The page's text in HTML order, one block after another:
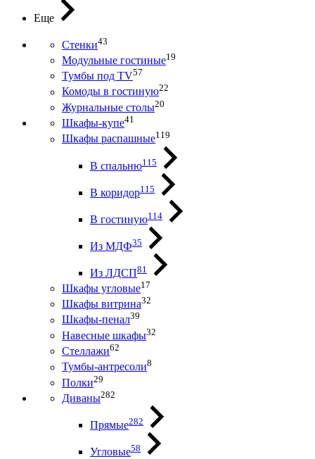
Еще
Стенки43
Модульные гостиные19
Тумбы под ТV57
Комоды в гостиную22
Журнальные столы20
Шкафы-купе41
Шкафы распашные119
В спальню115
В коридор115
В гостиную114
Из МДФ35
Из ЛДСП81
Шкафы угловые17
Шкафы витрина32
Шкафы-пенал39
Навесные шкафы32
Стеллажи62
Тумбы-антресоли8
Полки29
Диваны282
Прямые282
Угловые58